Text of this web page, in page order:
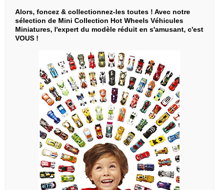
Alors, foncez & collectionnez-les toutes ! Avec notre
sélection de Mini Collection Hot Wheels Véhicules
Miniatures, l'expert du modèle réduit en s'amusant, c'est
VOUS !